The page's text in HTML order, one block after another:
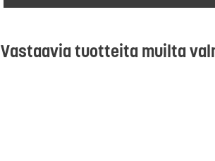
Vastaavia tuotteita muilta